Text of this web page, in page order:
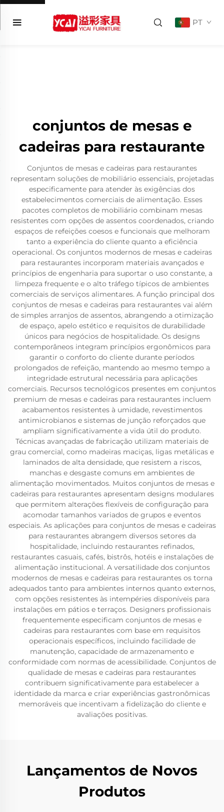
PT
conjuntos de mesas e
cadeiras para restaurante
Conjuntos de mesas e cadeiras para restaurantes
representam soluções de mobiliário essenciais, projetadas
especificamente para atender às exigências dos
estabelecimentos comerciais de alimentação. Esses
pacotes completos de mobiliário combinam mesas
resistentes com opções de assentos coordenados, criando
espaços de refeições coesos e funcionais que melhoram
tanto a experiência do cliente quanto a eficiência
operacional. Os conjuntos modernos de mesas e cadeiras
para restaurantes incorporam materiais avançados e
princípios de engenharia para suportar o uso constante, a
limpeza frequente e o alto tráfego típicos de ambientes
comerciais de serviços alimentares. A função principal dos
conjuntos de mesas e cadeiras para restaurantes vai além
de simples arranjos de assentos, abrangendo a otimização
de espaço, apelo estético e requisitos de durabilidade
únicos para negócios de hospitalidade. Os designs
contemporâneos integram princípios ergonômicos para
garantir o conforto do cliente durante períodos
prolongados de refeição, mantendo ao mesmo tempo a
integridade estrutural necessária para aplicações
comerciais. Recursos tecnológicos presentes em conjuntos
premium de mesas e cadeiras para restaurantes incluem
acabamentos resistentes à umidade, revestimentos
antimicrobianos e sistemas de junção reforçados que
ampliam significativamente a vida útil do produto.
Técnicas avançadas de fabricação utilizam materiais de
grau comercial, como madeiras maciças, ligas metálicas e
laminados de alta densidade, que resistem a riscos,
manchas e desgaste comuns em ambientes de
alimentação movimentados. Muitos conjuntos de mesas e
cadeiras para restaurantes apresentam designs modulares
que permitem alterações flexíveis de configuração para
acomodar tamanhos variados de grupos e eventos
especiais. As aplicações para conjuntos de mesas e cadeiras
para restaurantes abrangem diversos setores da
hospitalidade, incluindo restaurantes refinados,
restaurantes casuais, cafés, bistrôs, hotéis e instalações de
alimentação institucional. A versatilidade dos conjuntos
modernos de mesas e cadeiras para restaurantes os torna
adequados tanto para ambientes internos quanto externos,
com opções resistentes às intempéries disponíveis para
instalações em pátios e terraços. Designers profissionais
frequentemente especificam conjuntos de mesas e
cadeiras para restaurantes com base em requisitos
operacionais específicos, incluindo facilidade de
manutenção, capacidade de armazenamento e
conformidade com normas de acessibilidade. Conjuntos de
qualidade de mesas e cadeiras para restaurantes
contribuem significativamente para estabelecer a
identidade da marca e criar experiências gastronômicas
memoráveis que incentivam a fidelização do cliente e
avaliações positivas.
Lançamentos de Novos
Produtos